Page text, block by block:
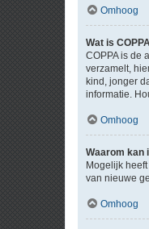
Omhoog
Wat is
COPPA is de
verzamelt,
kind, jonger
informatie.
Omhoog
Waarom kan
Mogelijk
van nieuwe
Omhoog